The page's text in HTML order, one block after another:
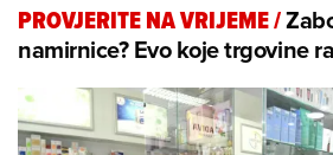
PROVJERITE NA VRIJEME/
namirnice? Evo koje trgovine